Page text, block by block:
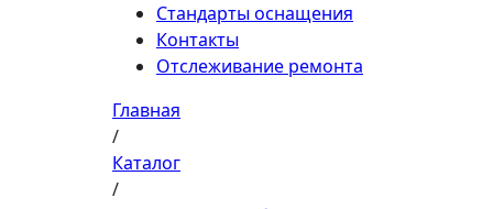
Стандарты оснащения
Контакты
Отслеживание ремонта
Главная
/
Каталог
/